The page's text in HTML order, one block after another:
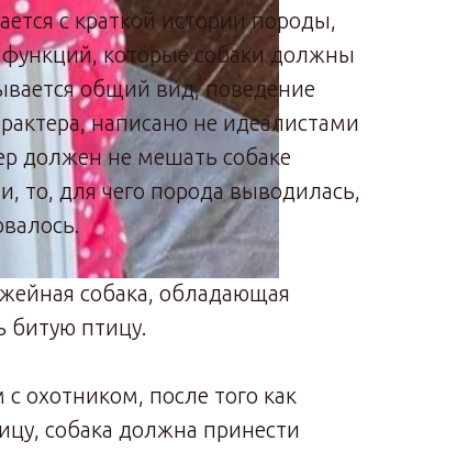
с краткой истории породы,
функций, которые собаки должны
общий вид, поведение
написано не идеалистами
должен не мешать собаке
то, для чего порода выводилась,
собака, обладающая
битую птицу.
охотником, после того как
собака должна принести